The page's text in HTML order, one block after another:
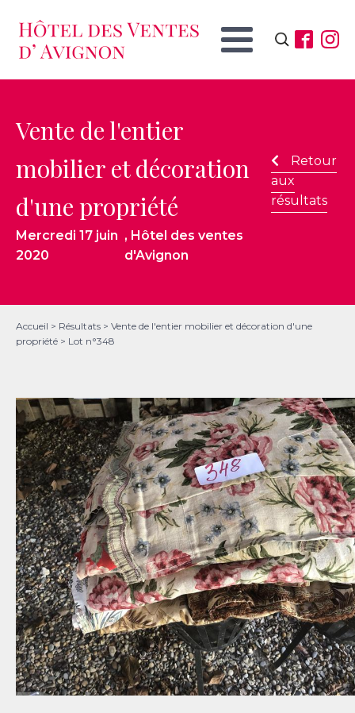
Rechercher :
Vente de l'entier
mobilier et décoration
d'une propriété
Mercredi 17 juin
2020
, Hôtel des ventes
d'Avignon
Retour
aux
résultats
Accueil > Résultats > Vente de l'entier mobilier et décoration d'une
propriété > Lot n°348